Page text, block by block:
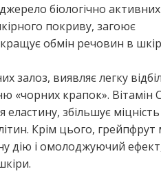
біологічно
покриву, загоює
обмін речовин в
залоз, виявляє легку
«чорних крапок». Вітамін
збільшує міцність
Крім цього, грейпфрут
дію і омолоджуючий